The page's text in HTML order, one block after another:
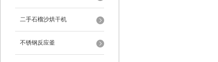
二手石榴沙烘干机
不锈钢反应釜